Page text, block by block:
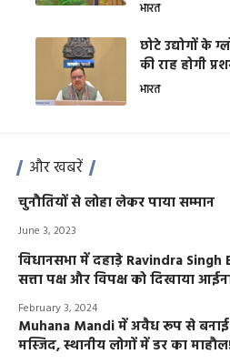
भारत
छोटे उद्योगों के
की राह होगी
भारत
और खबरें
चुनौतियों से लोहा लेकर पाया सम्मान
June 3, 2023
विधानसभा में दहाड़े Ravindra Singh
सत्ता पक्ष और विपक्ष को दिखाया
February 3, 2024
Muhana Mandi में अवैध रूप से बनाई
मस्जिद, स्थानीय लोगों में डर का